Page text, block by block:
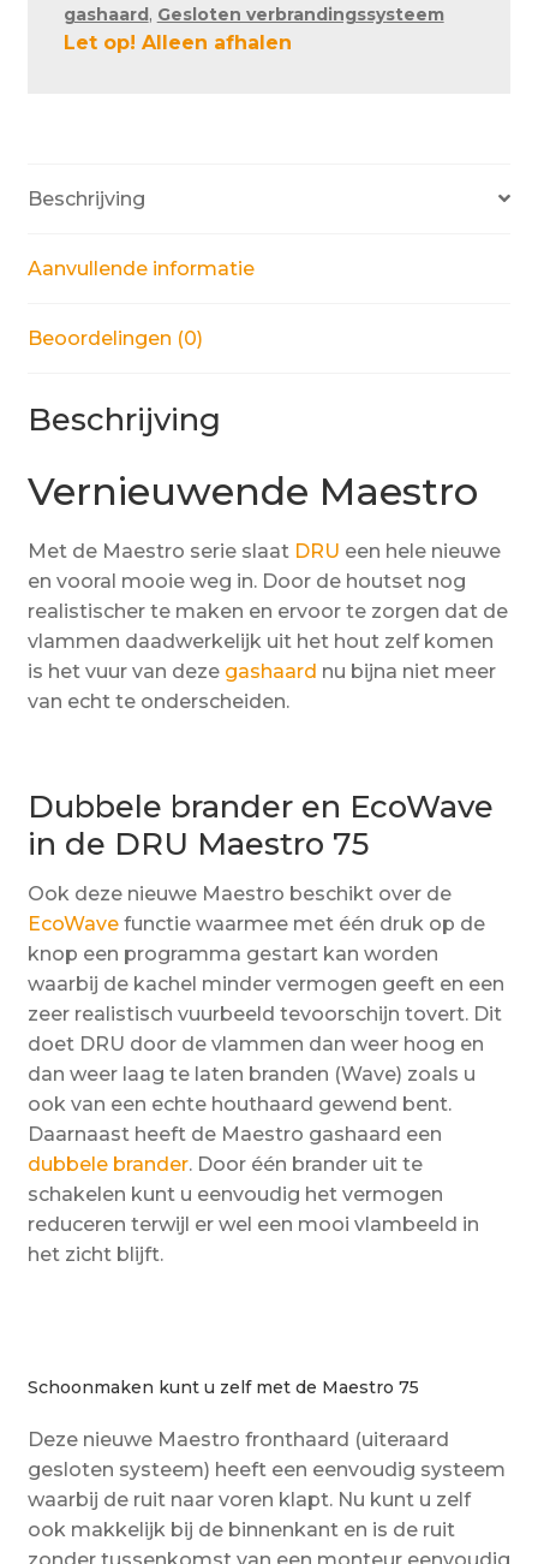
Service en onderhoud
Winkelmand
gashaard, Gesloten verbrandingssysteem
Let op! Alleen afhalen
Beschrijving
Aanvullende informatie
Beoordelingen (0)
Beschrijving
Vernieuwende Maestro
Met de Maestro serie slaat DRU een hele nieuwe
en vooral mooie weg in. Door de houtset nog
realistischer te maken en ervoor te zorgen dat de
vlammen daadwerkelijk uit het hout zelf komen
is het vuur van deze gashaard nu bijna niet meer
van echt te onderscheiden.
Dubbele brander en EcoWave
in de DRU Maestro 75
Ook deze nieuwe Maestro beschikt over de
EcoWavefunctie waarmee met één druk op de
knop een programma gestart kan worden
waarbij de kachel minder vermogen geeft en een
zeer realistisch vuurbeeld tevoorschijn tovert. Dit
doet DRU door de vlammen dan weer hoog en
dan weer laag te laten branden (Wave) zoals u
ook van een echte houthaard gewend bent.
Daarnaast heeft de Maestro gashaard een
dubbele brander. Door één brander uit te
schakelen kunt u eenvoudig het vermogen
reduceren terwijl er wel een mooi vlambeeld in
het zicht blijft.
Schoonmaken kunt u zelf met de Maestro 75
Deze nieuwe Maestro fronthaard (uiteraard
gesloten systeem) heeft een eenvoudig systeem
waarbij de ruit naar voren klapt. Nu kunt u zelf
ook makkelijk bij de binnenkant en is de ruit
zonder tussenkomst van een monteur eenvoudig